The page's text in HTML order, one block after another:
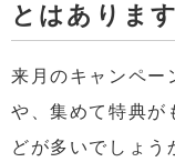
とはありま
来月のキャンペー
や、集めて特典が
どが多いでしょう